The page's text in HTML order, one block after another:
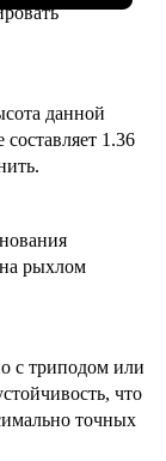
данной
1.36
на рыхлом
с триподом или
что
точных